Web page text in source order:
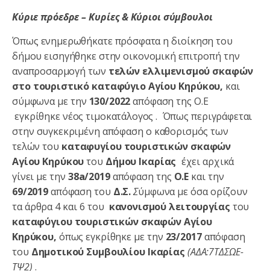
Κύριε πρόεδρε – Κυρίες & Κύριοι σύμβουλοι
Όπως ενημερωθήκατε πρόσφατα η διοίκηση του
δήμου εισηγήθηκε στην οικονομική επιτροπή την
αναπροσαρμογή των τελών ελλιμενισμού σκαφών
στο τουριστικό καταφύγιο Αγίου Κηρύκου, και
σύμφωνα με την 130/2022απόφαση της Ο.Ε
εγκρίθηκε νέος τιμοκατάλογος . Όπως περιγράφεται
στην συγκεκριμένη απόφαση ο καθορισμός των
τελών του καταφυγίου τουριστικών σκαφών
Αγίου Κηρύκουτου Δήμου Ικαρίας έχει αρχικά
γίνει με την 38a/2019απόφαση της Ο.Ε και την
69/2019απόφαση του Δ.Σ.Σύμφωνα με όσα ορίζουν
τα άρθρα 4 και 6 του κανονισμού λειτουργίας του
καταφύγιου τουριστικών σκαφών Αγίου
Κηρύκου, όπως εγκρίθηκε με την 23/2017απόφαση
του Δημοτικού Συμβουλίου Ικαρίας (ΑΔΑ:7ΤΔΣΩΕ-
ΤΨ2) .